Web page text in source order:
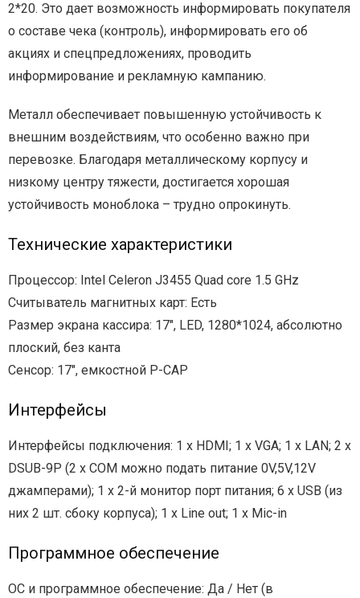
2*20. Это дает возможность информировать покупателя
о составе чека (контроль), информировать его об
акциях и спецпредложениях, проводить
информирование и рекламную кампанию.
Металл обеспечивает повышенную устойчивость к
внешним воздействиям, что особенно важно при
перевозке. Благодаря металлическому корпусу и
низкому центру тяжести, достигается хорошая
устойчивость моноблока – трудно опрокинуть.
Технические характеристики
Процессор: Intel Celeron J3455 Quad core 1.5 GHz
Считыватель магнитных карт: Есть
Размер экрана кассира: 17″, LED, 1280*1024, абсолютно
плоский, без канта
Сенсор: 17″, емкостной P-CAP
Интерфейсы
Интерфейсы подключения: 1 х HDMI; 1 х VGA; 1 х LAN; 2 х
DSUB-9P (2 х COM можно подать питание 0V,5V,12V
джамперами); 1 х 2-й монитор порт питания; 6 х USB (из
них 2 шт. сбоку корпуса); 1 х Line out; 1 х Mic-in
Программное обеспечение
ОС и программное обеспечение: Да / Нет (в